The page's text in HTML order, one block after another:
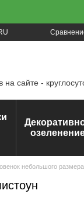
сайте -
небольшого